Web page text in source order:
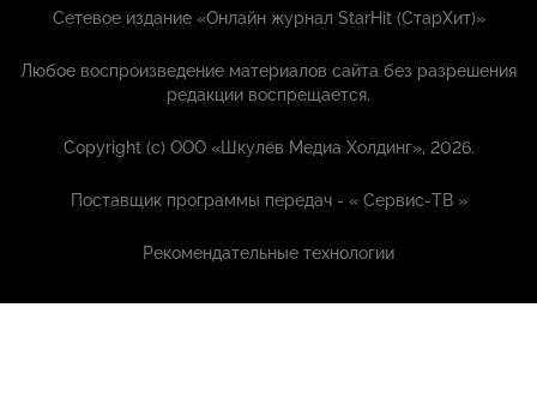
Сетевое издание «Онлайн журнал StarHit (СтарХит)»
Любое воспроизведение материалов сайта без разрешения
редакции воспрещается.
Copyright (с) ООО «Шкулёв Медиа Холдинг», 2026.
Поставщик программы передач - «Сервис-ТВ »
Рекомендательные технологии